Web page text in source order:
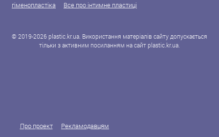
гіменопластіка
Все про інтимне пластиці
© 2019-2026 plastic.kr.ua. Використання матеріалів сайту допускається
тільки з активним посиланням на сайт plastic.kr.ua.
Про проект Рекламодавцям